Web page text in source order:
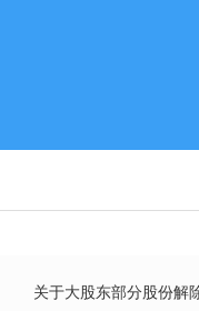
关于大股东部分股份解